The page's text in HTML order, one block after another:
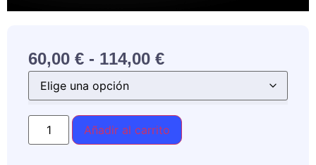
60,00 € - 114,00 €
Añadir al carrito